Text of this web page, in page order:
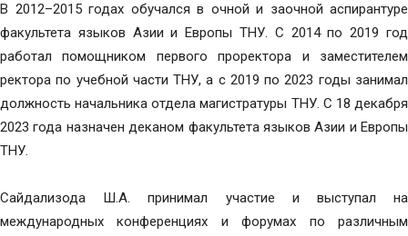
В 2012–2015 годах обучался в очной и заочной аспирантуре
факультета языков Азии и Европы ТНУ. С 2014 по 2019 год
работал помощником первого проректора и заместителем
ректора по учебной части ТНУ, а с 2019 по 2023 годы занимал
должность начальника отдела магистратуры ТНУ. С 18 декабря
2023 года назначен деканом факультета языков Азии и Европы
ТНУ.
Сайдализода Ш.А. принимал участие и выступал на
международных конференциях и форумах по различным